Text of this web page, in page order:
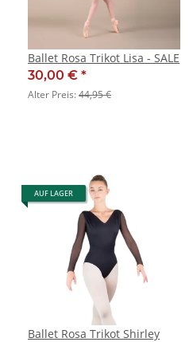
Ballet Rosa Trikot Lisa - SALE
30,00 € *
Alter Preis:44,95 €
AUF LAGER
Ballet Rosa Trikot Shirley